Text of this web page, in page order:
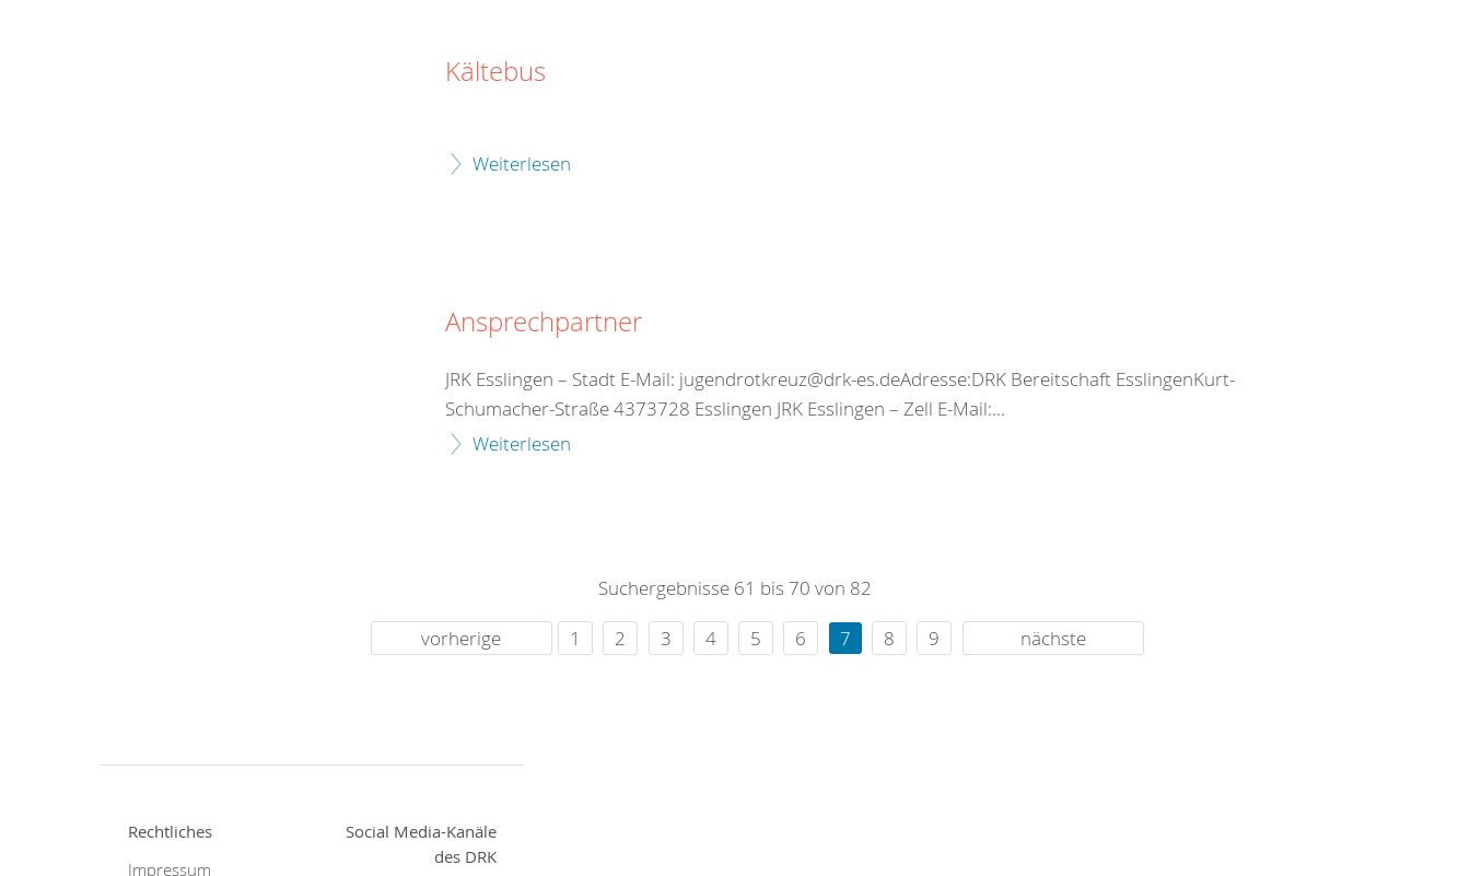
Kältebus
Weiterlesen
Ansprechpartner
JRK Esslingen – Stadt E-Mail: jugendrotkreuz@drk-es.deAdresse:DRK Bereitschaft EsslingenKurt-
Schumacher-Straße 4373728 Esslingen JRK Esslingen – Zell E-Mail:...
Weiterlesen
Suchergebnisse 61 bis 70 von 82
vorherige
1 2 3 4 5 6 7 8 9 nächste
Rechtliches
Impressum
Social Media-Kanäle
des DRK